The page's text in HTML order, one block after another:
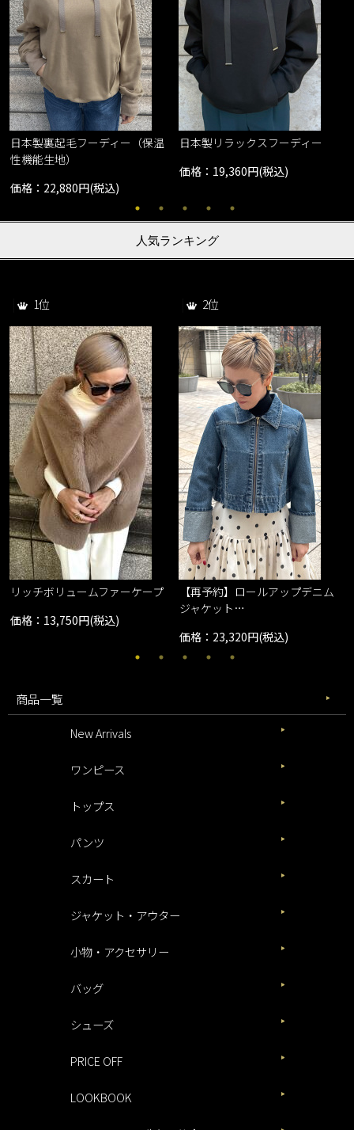
日本製裏起毛フーディー（保温
性機能生地）
価格：22,880円(税込)
日本製リラックスフーディー
価格：19,360円(税込)
人気ランキング
1位
リッチボリュームファーケープ
価格：13,750円(税込)
2位
【再予約】ロールアップデニム
ジャケット…
価格：23,320円(税込)
商品一覧
New Arrivals
ワンピース
トップス
パンツ
スカート
ジャケット・アウター
小物・アクセサリー
バッグ
シューズ
PRICE OFF
LOOKBOOK